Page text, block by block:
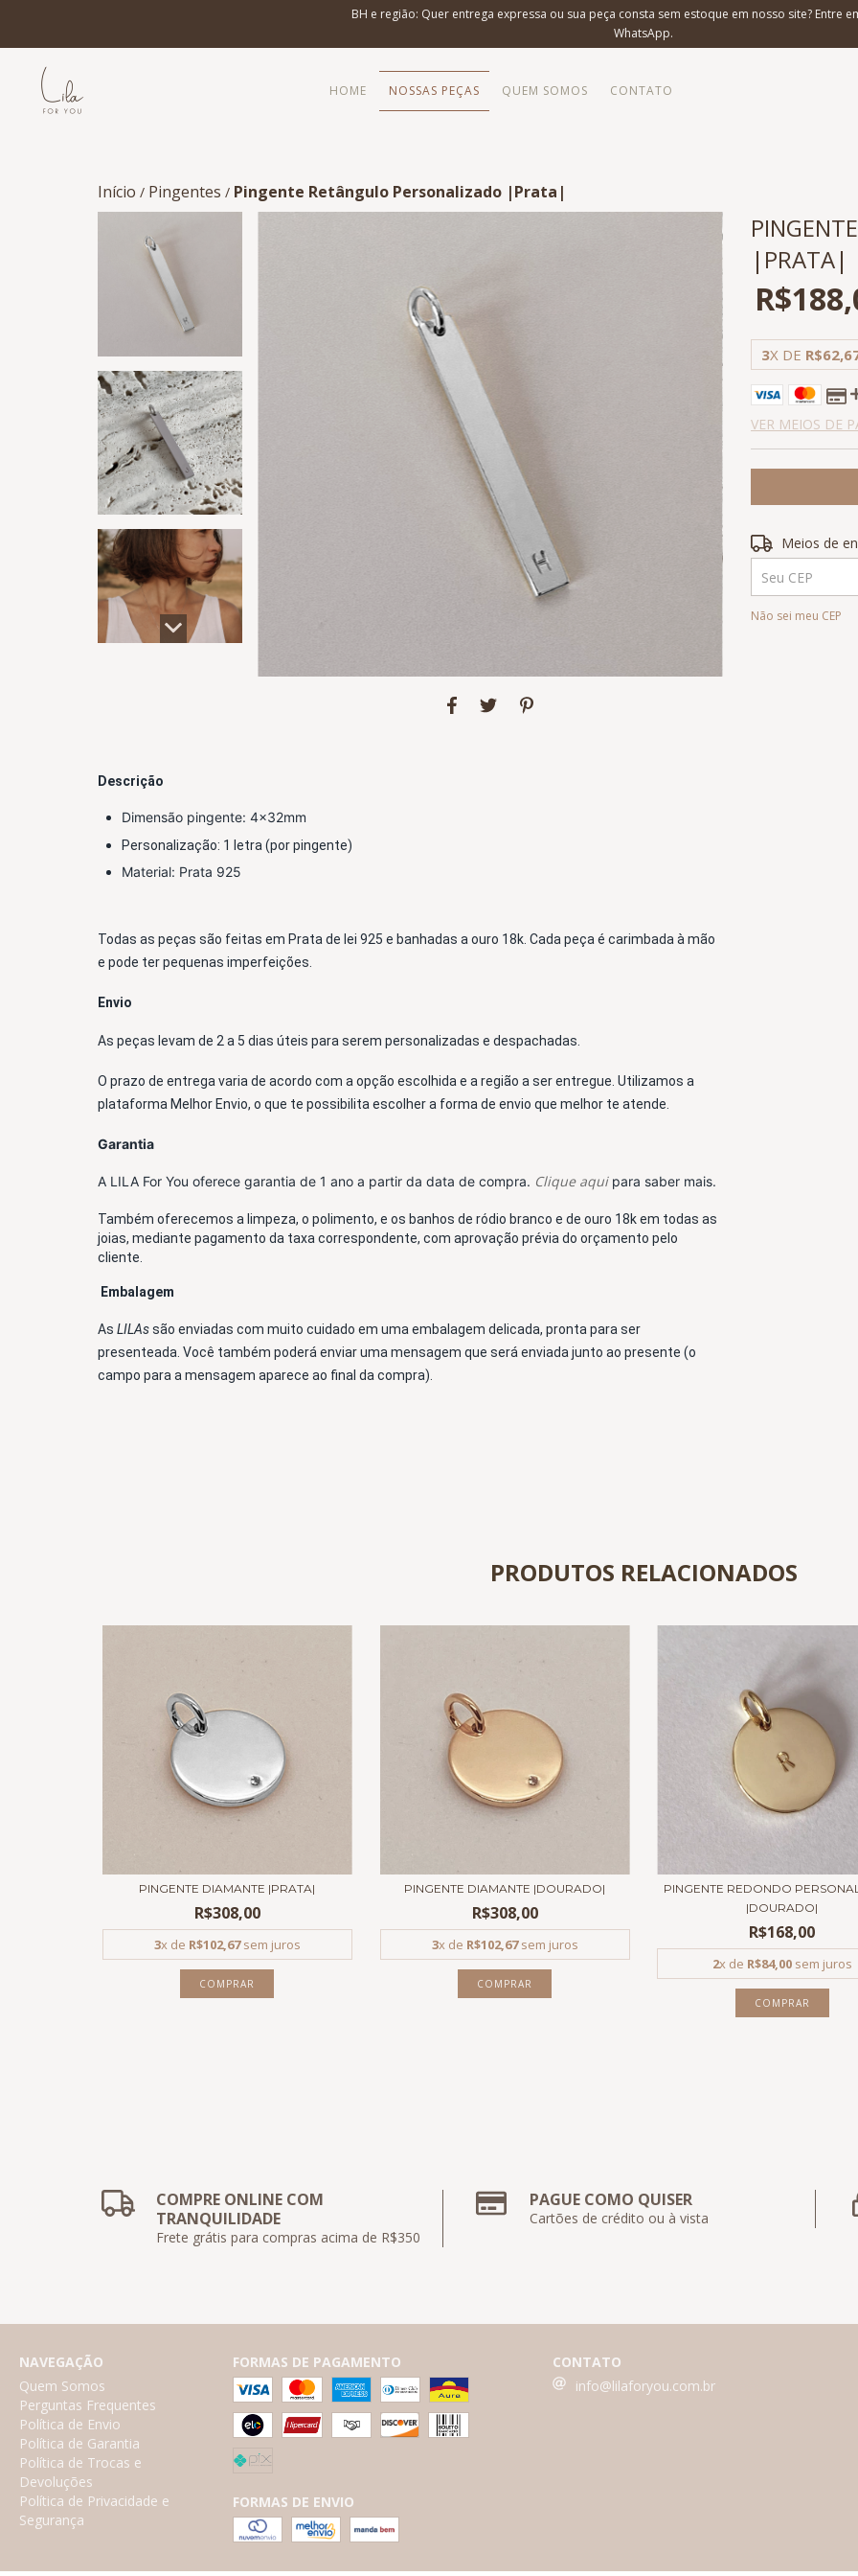
BH e região: Quer entrega expressa ou sua peça consta sem estoque em nosso site? Entre
WhatsApp.
HOME NOSSAS PEÇAS QUEM SOMOS CONTATO
Início / Pingentes / Pingente Retângulo Personalizado |Prata|
Descrição
Dimensão pingente: 4x32mm
Personalização: 1 letra (por pingente)
Material: Prata 925
Todas as peças são feitas em Prata de lei 925 e banhadas a ouro 18k . Cada peça é carimbada à mão
e pode ter pequenas imperfeições.
Envio
As peças levam de 2 a 5 dias úteis para serem personalizadas e despachadas.
O prazo de entrega varia de acordo com a opção escolhida e a região a ser entregue. Utilizamos a
plataforma Melhor Envio, o que te possibilita escolher a forma de envio que melhor te atende.
Garantia
A LILA For You oferece garantia de 1 ano a partir da data de compra. Clique aquipara saber mais.
Também oferecemos a limpeza, o polimento, e os banhos de ródio branco e de ouro 18k em todas as
joias, mediante pagamento da taxa correspondente, com aprovação prévia do orçamento pelo
cliente.
Embalagem
As LILAs são enviadas com muito cuidado em uma embalagem delicada, pronta para ser
presenteada. Você também poderá enviar uma mensagem que será enviada junto ao presente (o
campo para a mensagem aparece ao final da compra).
|PRATA|
3X DE
VER MEIOS DE
Entregas para o
Meios de
Não sei meu CEP
PRODUTOS RELACIONADOS
PINGENTE DIAMANTE |PRATA|
R$308,00
3x de R$102,67sem juros
PINGENTE DIAMANTE |DOURADO|
R$308,00
3x de R$102,67sem juros
PINGENTE REDONDO
|DOURADO|
R$168,00
2x de R$84,00sem juros
COMPRE ONLINE COM
TRANQUILIDADE
Frete grátis para compras acima de R$350
PAGUE COMO QUISER
Cartões de crédito ou à vista
NAVEGAÇÃO
Quem Somos
Perguntas Frequentes
Política de Envio
Política de Garantia
Política de Trocas e
Devoluções
Política de Privacidade e
Segurança
FORMAS DE PAGAMENTO
FORMAS DE ENVIO
CONTATO
info@lilaforyou.com.br